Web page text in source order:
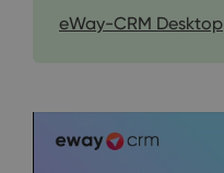
eWay-CRM Desktop